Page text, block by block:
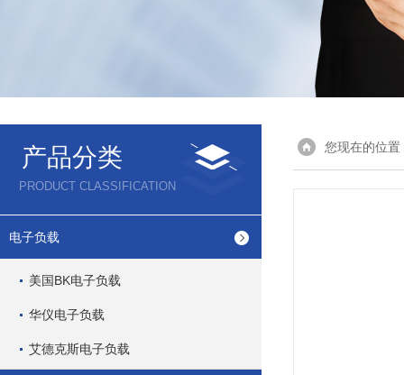
产品分类
PRODUCT CLASSIFICATION
电子负载
美国BK电子负载
华仪电子负载
艾德克斯电子负载
您现在的位置